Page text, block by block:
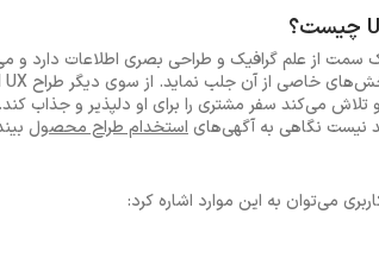
سمت از علم گرافیک و طراحی بصری اطلاعات دارد و
نیست نگاهی به آگهی‌هایاستخدام طراح محصول
می‌توان به این موارد اشاره کرد: